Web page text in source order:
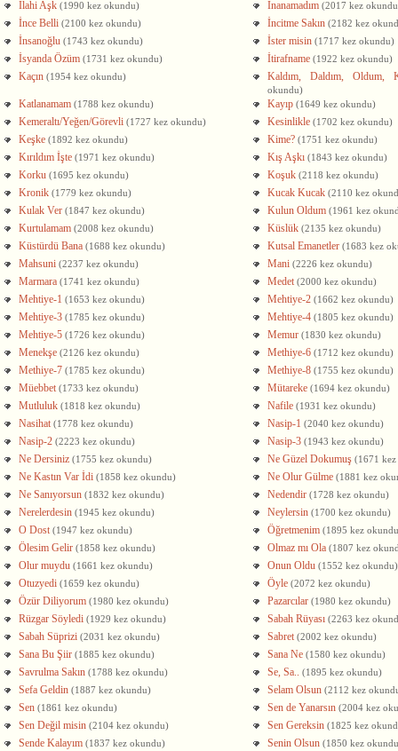
İlahi Aşk (1990 kez okundu) İnanamadım (2017 kez
İnce Belli (2100 kez okundu) İncitme Sakın (2182 kez
İnsanoğlu (1743 kez okundu) İster misin (1717 kez okundu)
İsyanda Özüm (1731 kez okundu) İtirafname (1922 kez okundu)
Kaçın (1954 kez okundu) Kaldım, Daldım, Oldum,
okundu)
Katlanamam (1788 kez okundu) Kayıp (1649 kez okundu)
Kemeraltı/Yeğen/Görevli (1727 kez okundu) Kesinlikle (1702 kez okundu)
Keşke (1892 kez okundu) Kime? (1751 kez okundu)
Kırıldım İşte (1971 kez okundu) Kış Aşkı (1843 kez okundu)
Korku (1695 kez okundu) Koşuk (2118 kez okundu)
Kronik (1779 kez okundu) Kucak Kucak (2110 kez
Kulak Ver (1847 kez okundu) Kulun Oldum (1961 kez
Kurtulamam (2008 kez okundu) Küslük (2135 kez okundu)
Küstürdü Bana (1688 kez okundu) Kutsal Emanetler (1683 kez
Mahsuni (2237 kez okundu) Mani (2226 kez okundu)
Marmara (1741 kez okundu) Medet (2000 kez okundu)
Mehtiye-1 (1653 kez okundu) Mehtiye-2 (1662 kez okundu)
Mehtiye-3 (1785 kez okundu) Mehtiye-4 (1805 kez okundu)
Mehtiye-5 (1726 kez okundu) Memur (1830 kez okundu)
Menekşe (2126 kez okundu) Methiye-6 (1712 kez okundu)
Methiye-7 (1785 kez okundu) Methiye-8 (1755 kez okundu)
Müebbet (1733 kez okundu) Mütareke (1694 kez okundu)
Mutluluk (1818 kez okundu) Nafile (1931 kez okundu)
Nasihat (1778 kez okundu) Nasip-1 (2040 kez okundu)
Nasip-2 (2223 kez okundu) Nasip-3 (1943 kez okundu)
Ne Dersiniz (1755 kez okundu) Ne Güzel Dokumuş (1671
Ne Kastın Var İdi (1858 kez okundu) Ne Olur Gülme (1881 kez
Ne Sanıyorsun (1832 kez okundu) Nedendir (1728 kez okundu)
Nerelerdesin (1945 kez okundu) Neylersin (1700 kez okundu)
O Dost (1947 kez okundu) Öğretmenim (1895 kez
Ölesim Gelir (1858 kez okundu) Olmaz mı Ola (1807 kez
Olur muydu (1661 kez okundu) Onun Oldu (1552 kez okundu)
Otuzyedi (1659 kez okundu) Öyle (2072 kez okundu)
Özür Diliyorum (1980 kez okundu) Pazarcılar (1980 kez okundu)
Rüzgar Söyledi (1929 kez okundu) Sabah Rüyası (2263 kez
Sabah Süprizi (2031 kez okundu) Sabret (2002 kez okundu)
Sana Bu Şiir (1885 kez okundu) Sana Ne (1580 kez okundu)
Savrulma Sakın (1788 kez okundu) Se, Sa.. (1895 kez okundu)
Sefa Geldin (1887 kez okundu) Selam Olsun (2112 kez
Sen (1861 kez okundu) Sen de Yanarsın (2004 kez
Sen Değil misin (2104 kez okundu) Sen Gereksin (1825 kez
Sende Kalayım (1837 kez okundu) Senin Olsun (1850 kez